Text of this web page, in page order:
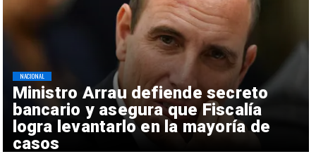
Ministro Arrau defiende secreto
bancario y asegura que Fiscalía
logra levantarlo en la mayoría de
casos
NACIONAL